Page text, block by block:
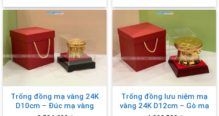
Trống đồng mạ vàng 24K
D10cm – Đúc mạ vàng
Trống đồng lưu niệm mạ
vàng 24K D12cm – Gò mạ